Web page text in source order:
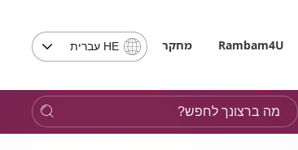
Rambam4U מחקר
בחירת
שים
לב,
בבחירת
HE עברית
מה
ברצונך
לחפש?